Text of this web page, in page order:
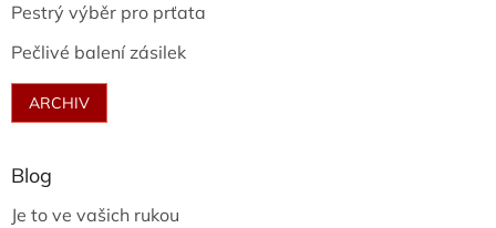
Pestrý výběr pro prťata
Pečlivé balení zásilek
ARCHIV
Blog
Je to ve vašich rukou